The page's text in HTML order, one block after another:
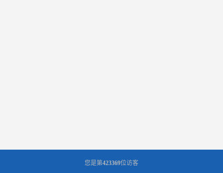
您是第423369位访客